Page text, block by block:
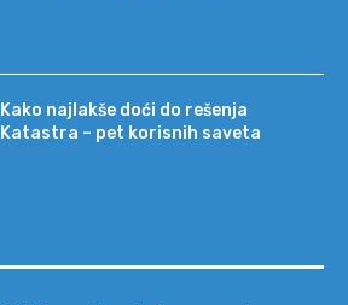
Kako najlakše doći do rešenja
Katastra – pet korisnih saveta